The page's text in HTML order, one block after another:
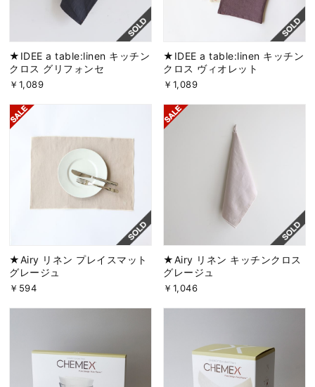
★IDEE a table:linen キッチン
クロス グリフォンセ
￥1,089
★IDEE a table:linen キッチン
クロス ヴィオレット
￥1,089
★Airy リネン プレイスマット
グレージュ
￥594
★Airy リネン キッチンクロス
グレージュ
￥1,046